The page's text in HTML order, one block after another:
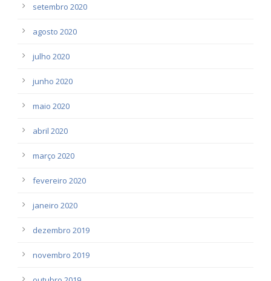
setembro 2020
agosto 2020
julho 2020
junho 2020
maio 2020
abril 2020
março 2020
fevereiro 2020
janeiro 2020
dezembro 2019
novembro 2019